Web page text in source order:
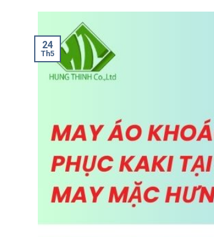
24
Th5